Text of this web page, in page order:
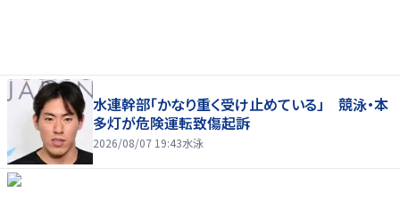
水連幹部「かなり重く受け止めている」 競泳・本
多灯が危険運転致傷起訴
2026/08/07 19:43水泳